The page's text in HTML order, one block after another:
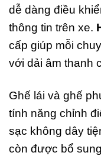
dễ dàng điều
thông tin trên xe.
cấp giúp mỗi
với dải âm thanh
Ghế lái và ghế
tính năng chỉnh
sạc không dây
còn được bổ